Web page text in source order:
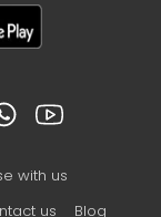
with us
us Blog